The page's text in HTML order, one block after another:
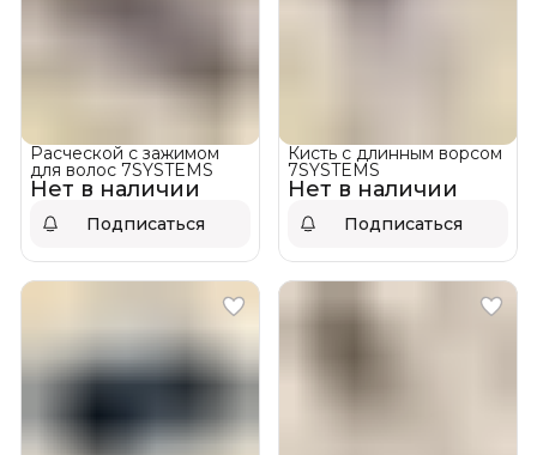
Нет в наличии
Расческой с зажимом
для волос 7SYSTEMS
Подписаться
Нет в наличии
Кисть с длинным ворсом
7SYSTEMS
Подписаться